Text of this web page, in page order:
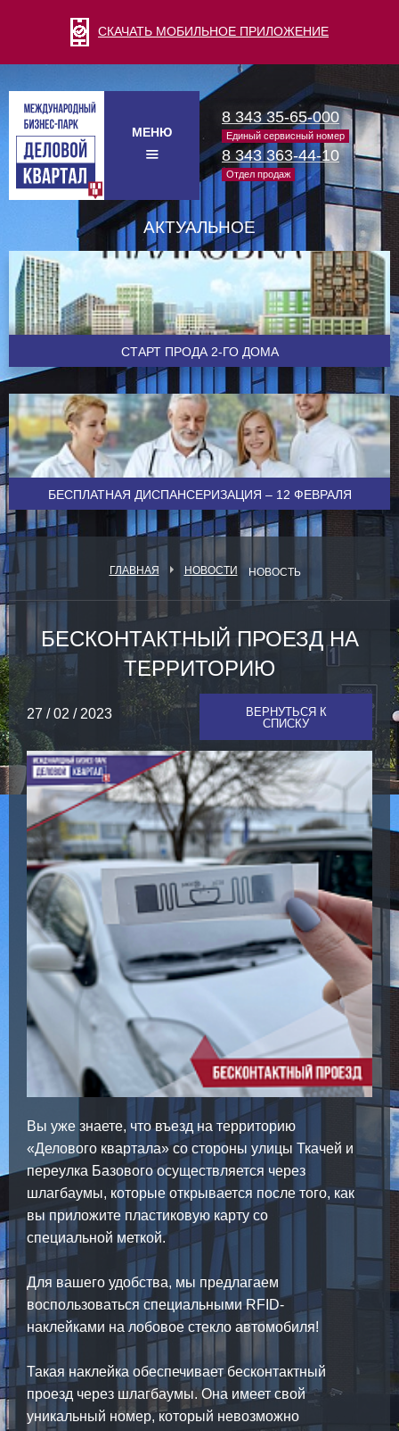
СКАЧАТЬ МОБИЛЬНОЕ ПРИЛОЖЕНИЕ
МЕНЮ
8 343 35-65-000
Единый сервисный номер
8 343 363-44-10
Отдел продаж
АКТУАЛЬНОЕ
CТАРТ ПРОДА 2-ГО ДОМА
БЕСПЛАТНАЯ ДИСПАНСЕРИЗАЦИЯ – 12 ФЕВРАЛЯ
ГЛАВНАЯ НОВОСТИ НОВОСТЬ
БЕСКОНТАКТНЫЙ ПРОЕЗД НА
ТЕРРИТОРИЮ
27 / 02 / 2023
ВЕРНУТЬСЯ К
СПИСКУ
Вы уже знаете, что въезд на территорию
«Делового квартала» со стороны улицы Ткачей и
переулка Базового осуществляется через
шлагбаумы, которые открывается после того, как
вы приложите пластиковую карту со
специальной меткой.
Для вашего удобства, мы предлагаем
воспользоваться специальными RFID-
наклейками на лобовое стекло автомобиля!
Такая наклейка обеспечивает бесконтактный
проезд через шлагбаумы. Она имеет свой
уникальный номер, который невозможно